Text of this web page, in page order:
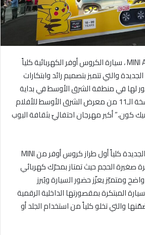
حقّقت MINI Aceman Concept ، سيارة الكروس أوفر الكهربائية كلياً
الأولى ضمن طرازات MINI الجديدة والتي تتميز بتصميم رائد وابتكارات
لها في منطقة الشرق الأوسط في بداية
هذا الشهر وذلك في النسخة الـ11 من معرض الشرق الأوسط للأفلام
أكبر مهرجان احتفاليّ بثقافة البوب
وتعدّ Aceman Concept الجديدة كلياً أول طراز كروس أوفر من MINI
صغيرة الحجم حيث تمتاز بمحرّك كهربائي
ومتميّز يعزّز حضور السيارة ويُبرز
المبتكرة بمقصورتها الداخلية الرقمية
والتي تخلو كلياً من استخدام الجلد أو